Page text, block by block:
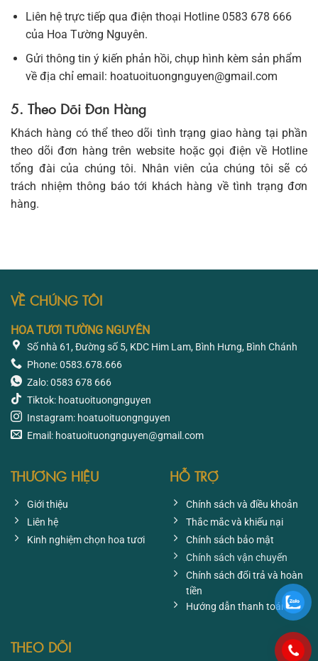
Liên hệ trực tiếp qua điện thoại Hotline 0583 678 666
của Hoa Tường Nguyên.
Gửi thông tin ý kiến phản hồi, chụp hình kèm sản phẩm
về địa chỉ email: hoatuoituongnguyen@gmail.com
5. Theo Dõi Đơn Hàng
Khách hàng có thể theo dõi tình trạng giao hàng tại phần
theo dõi đơn hàng trên website hoặc gọi điện về Hotline
tổng đài của chúng tôi. Nhân viên của chúng tôi sẽ có
trách nhiệm thông báo tới khách hàng về tình trạng đơn
hàng.
VỀ CHÚNG TÔI
HOA TƯƠI TƯỜNG NGUYÊN
Số nhà 61, Đường số 5, KDC Him Lam, Bình Hưng, Bình Chánh
Phone: 0583.678.666
Zalo: 0583 678 666
Tiktok: hoatuoituongnguyen
Instagram: hoatuoituongnguyen
Email: hoatuoituongnguyen@gmail.com
THƯƠNG HIỆU
Giới thiệu
Liên hệ
Kinh nghiệm chọn hoa tươi
HỖ TRỢ
Chính sách và điều khoản
Thắc mắc và khiếu nại
Chính sách bảo mật
Chính sách vận chuyển
Chính sách đổi trả và hoàn
tiền
Hướng dẫn thanh toán
THEO DÕI